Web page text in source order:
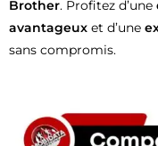
Brother. Profitez d’une
avantageux et d’une
sans compromis.